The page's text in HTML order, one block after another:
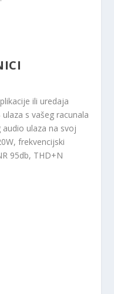
ili uredaja
s vašeg racunala
ulaza na svoj
frekvencijski
95db, THD+N